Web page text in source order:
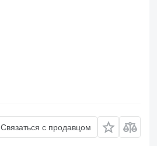
Связаться с продавцом